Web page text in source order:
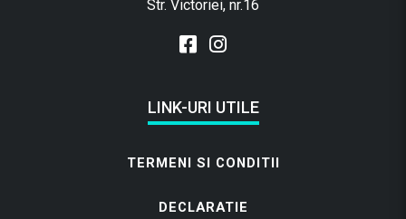
Str. Victoriei, nr.16
LINK-URI UTILE
TERMENI SI CONDITII
DECLARATIE